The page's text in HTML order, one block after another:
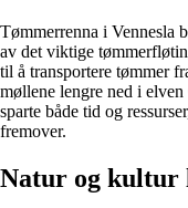
Tømmerrenna i Vennesla
av det viktige
til å transportere tømmer
møllene lengre ned i
sparte både tid og
fremover.
Natur og kultur